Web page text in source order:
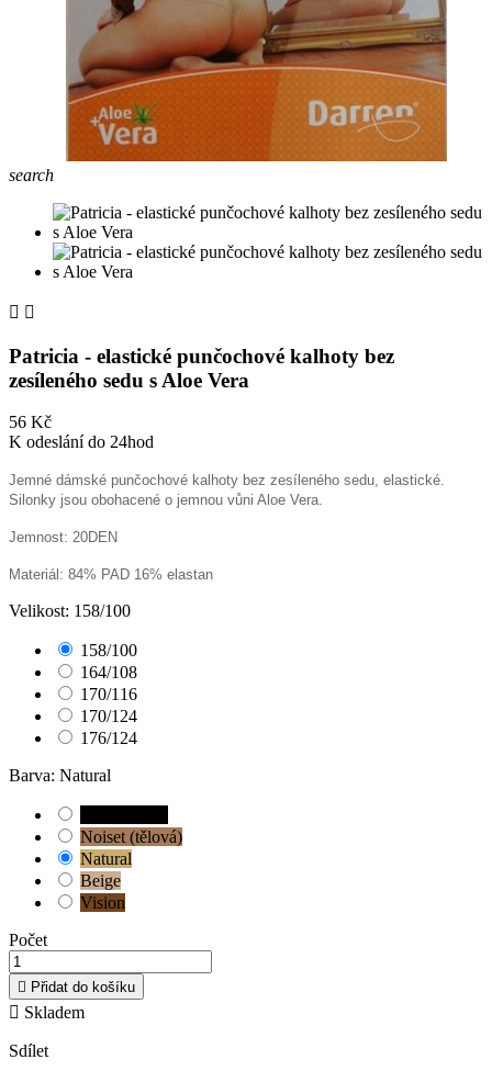
search
 
Patricia - elastické punčochové kalhoty bez
zesíleného sedu s Aloe Vera
56 Kč
K odeslání do 24hod
Jemné dámské punčochové kalhoty bez zesíleného sedu, elastické.
Silonky jsou obohacené o jemnou vůni Aloe Vera.
Jemnost: 20DEN
Materiál: 84% PAD 16% elastan
Velikost: 158/100
158/100
164/108
170/116
170/124
176/124
Barva: Natural
Noiset (tělová)
Natural
Beige
Vision
Počet
 Přidat do košíku
 Skladem
Sdílet